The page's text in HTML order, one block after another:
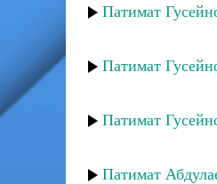
Патимат
Патимат
Патимат
Патимат